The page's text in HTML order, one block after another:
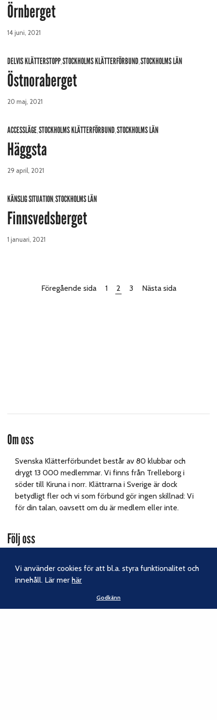
Örnberget
14 juni, 2021
DELVIS KLÄTTERSTOPP,STOCKHOLMS KLÄTTERFÖRBUND,STOCKHOLMS LÄN
Östnoraberget
20 maj, 2021
ACCESSLÄGE,STOCKHOLMS KLÄTTERFÖRBUND,STOCKHOLMS LÄN
Häggsta
29 april, 2021
KÄNSLIG SITUATION,STOCKHOLMS LÄN
Finnsvedsberget
1 januari, 2021
Föregående sida 1 2 3 Nästa sida
Om oss
Svenska Klätterförbundet består av 80 klubbar och
drygt 13 000 medlemmar. Vi finns från Trelleborg i
söder till Kiruna i norr. Klättrarna i Sverige är dock
betydligt fler och vi som förbund gör ingen skillnad: Vi
för din talan, oavsett om du är medlem eller inte.
Följ oss
Instagram
Vi använder cookies för att bl.a. styra funktionalitet och
innehåll. Lär merhär
Godkänn